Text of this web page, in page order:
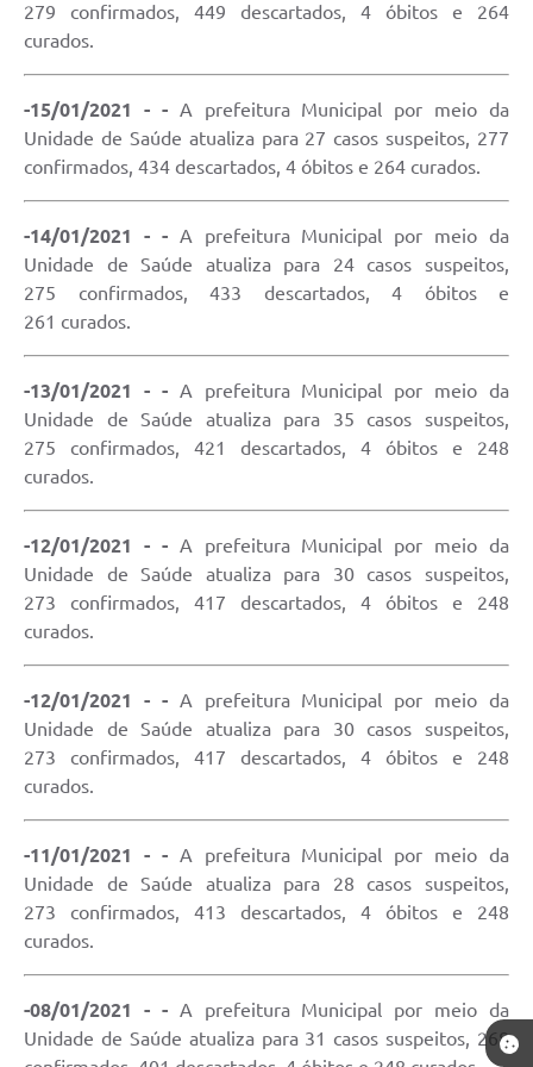
279 confirmados, 449 descartados, 4 óbitos e 264
curados.
-15/01/2021 - - A prefeitura Municipal por meio da
Unidade de Saúde atualiza para 27 casos suspeitos, 277
confirmados, 434 descartados, 4 óbitos e 264 curados.
-14/01/2021 - - A prefeitura Municipal por meio da
Unidade de Saúde atualiza para 24 casos suspeitos,
275 confirmados, 433 descartados, 4 óbitos e
261 curados.
-13/01/2021 - - A prefeitura Municipal por meio da
Unidade de Saúde atualiza para 35 casos suspeitos,
275 confirmados, 421 descartados, 4 óbitos e 248
curados.
-12/01/2021 - - A prefeitura Municipal por meio da
Unidade de Saúde atualiza para 30 casos suspeitos,
273 confirmados, 417 descartados, 4 óbitos e 248
curados.
-12/01/2021 - - A prefeitura Municipal por meio da
Unidade de Saúde atualiza para 30 casos suspeitos,
273 confirmados, 417 descartados, 4 óbitos e 248
curados.
-11/01/2021 - - A prefeitura Municipal por meio da
Unidade de Saúde atualiza para 28 casos suspeitos,
273 confirmados, 413 descartados, 4 óbitos e 248
curados.
-08/01/2021 - - A prefeitura Municipal por meio da
Unidade de Saúde atualiza para 31 casos suspeitos, 268